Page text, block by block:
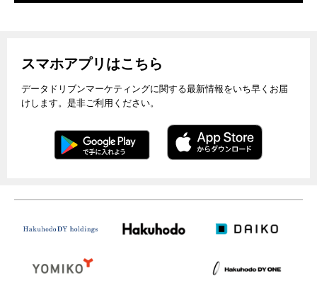
スマホアプリはこちら
データドリブンマーケティングに関する最新情報をいち早くお届
けします。是非ご利用ください。